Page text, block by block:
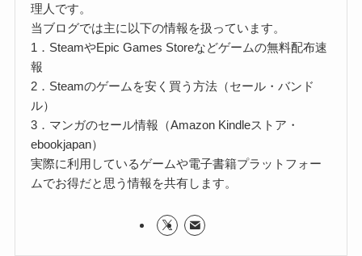
理人です。
当ブログでは主に以下の情報を扱っています。
1．SteamやEpic Games Storeなどゲームの無料配布速
報
2．Steamのゲームを安く買う方法（セール・バンド
ル）
3．マンガのセール情報（Amazon Kindleストア・
ebookjapan）
実際に利用しているゲームや電子書籍プラットフォー
ムでお得だと思う情報を共有します。